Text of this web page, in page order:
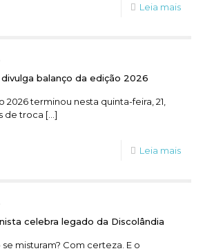
Leia mais
balanço da edição 2026
2026 terminou nesta quinta-feira, 21,
de troca […]
Leia mais
celebra legado da Discolândia
misturam? Com certeza. E o